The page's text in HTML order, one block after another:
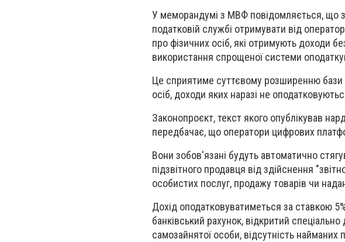
У меморандумі з МВФ повідомляється, що
податковій службі отримувати від
про фізичних осіб, які отримують доходи
використання спрощеної системи
Це сприятиме суттєвому розширенню
осіб, доходи яких наразі не
Законопроєкт, текст якого опублікував
передбачає, що оператори цифрових
Вони зобов'язані будуть автоматично
підзвітного продавця від здійснення
особистих послуг, продажу товарів чи
Дохід оподатковуватиметься за ставкою
банківський рахунок, відкритий спеціально
самозайнятої особи, відсутність найманих